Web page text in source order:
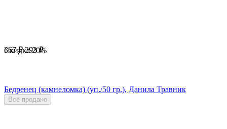
Скидка20%
367 ₽ 293 ₽
Бедренец (камнеломка) (уп./50 гр.), Данила Травник
Всё продано